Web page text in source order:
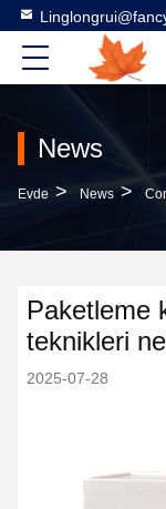
News
Evde > News >
Paketleme
teknikleri
2025-07-28